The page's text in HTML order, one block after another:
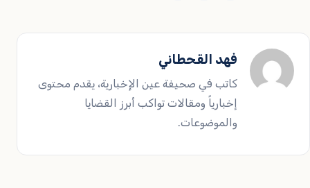
فهد القحطاني
كاتب في صحيفة عين الإخبارية، يقدم محتوى
إخبارياً ومقالات تواكب أبرز القضايا
والموضوعات.